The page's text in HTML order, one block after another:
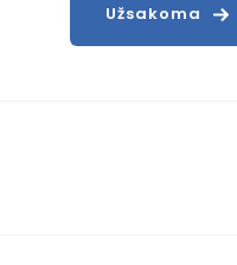
Užsakoma